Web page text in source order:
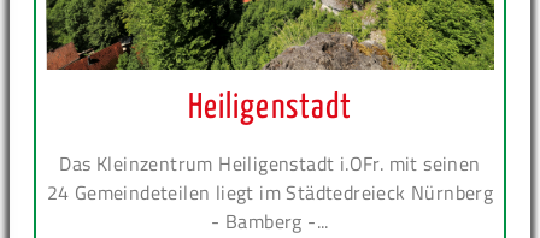
Heiligenstadt
Das Kleinzentrum Heiligenstadt i.OFr. mit seinen
24 Gemeindeteilen liegt im Städtedreieck Nürnberg
- Bamberg -...